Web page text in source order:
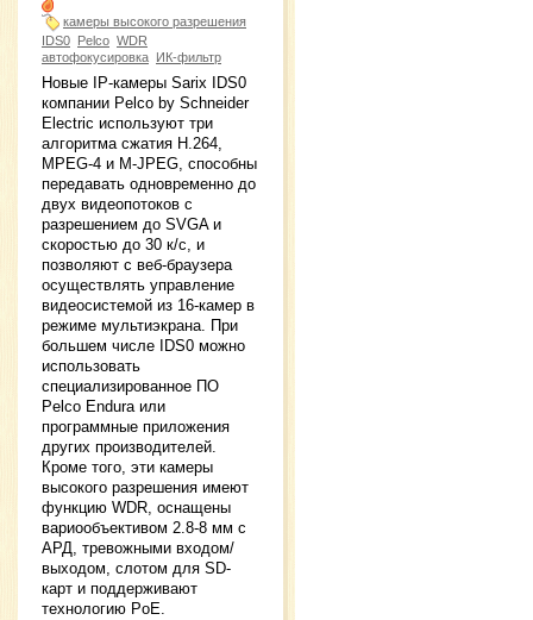
камеры высокого разрешения
IDS0 Pelco WDR
автофокусировка ИК-фильтр
Новые IP-камеры Sarix IDS0
компании Pelco by Schneider
Electric используют три
алгоритма сжатия Н.264,
MPEG-4 и M-JPEG, способны
передавать одновременно до
двух видеопотоков с
разрешением до SVGA и
скоростью до 30 к/с, и
позволяют с веб-браузера
осуществлять управление
видеосистемой из 16-камер в
режиме мультиэкрана. При
большем числе IDS0 можно
использовать
специализированное ПО
Pelco Endura или
программные приложения
других производителей.
Кроме того, эти камеры
высокого разрешения имеют
функцию WDR, оснащены
вариообъективом 2.8-8 мм с
АРД, тревожными входом/
выходом, слотом для SD-
карт и поддерживают
технологию PoE.